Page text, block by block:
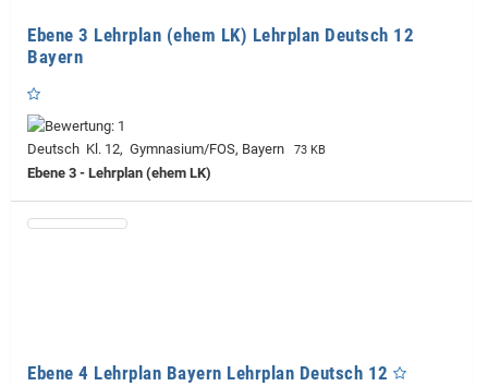
Ebene 3 Lehrplan (ehem LK) Lehrplan Deutsch 12
Bayern
Deutsch Kl. 12, Gymnasium/FOS, Bayern 73 KB
Ebene 3 - Lehrplan (ehem LK)
Ebene 4 Lehrplan Bayern Lehrplan Deutsch 12